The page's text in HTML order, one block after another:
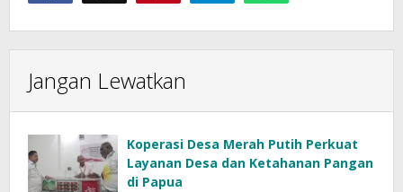
Jangan Lewatkan
Koperasi Desa Merah Putih Perkuat
Layanan Desa dan Ketahanan Pangan
di Papua